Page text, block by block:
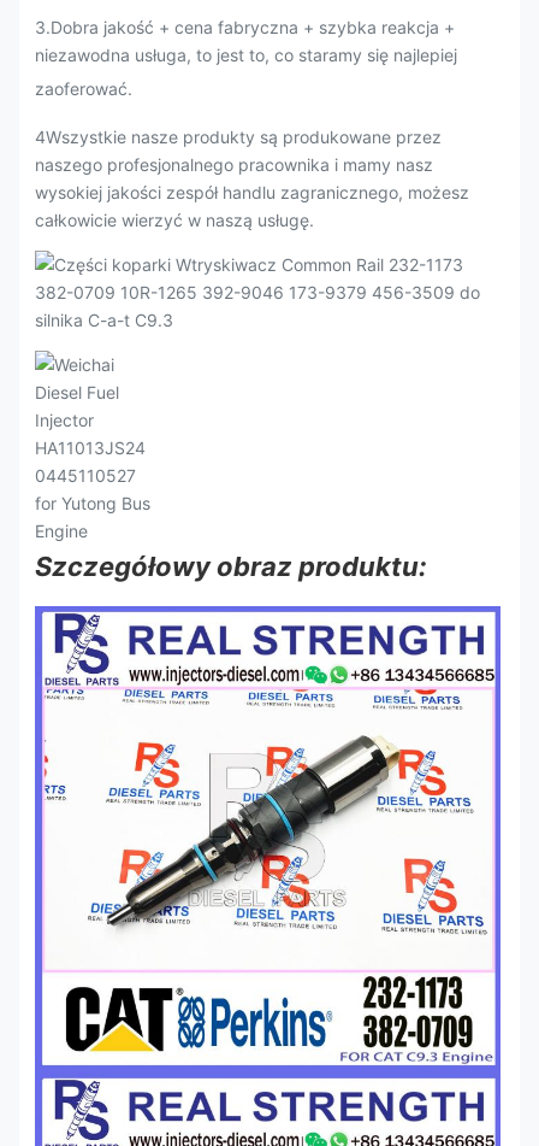
3.Dobra jakość + cena fabryczna + szybka reakcja +
niezawodna usługa, to jest to, co staramy się najlepiej
zaoferować.
4Wszystkie nasze produkty są produkowane przez
naszego profesjonalnego pracownika i mamy nasz
wysokiej jakości zespół handlu zagranicznego, możesz
całkowicie wierzyć w naszą usługę.
Szczegółowy obraz produktu: